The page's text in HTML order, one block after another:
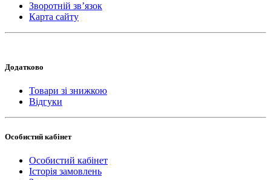
Зворотній зв’язок
Карта сайту
Додатково
Товари зі знижкою
Відгуки
Особистий кабінет
Особистий кабінет
Історія замовлень